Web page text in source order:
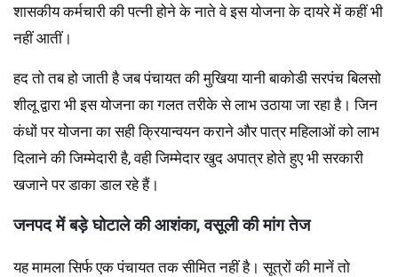
शासकीय कर्मचारी की पत्नी होने के नाते वे इस योजना के दायरे में कहीं भी
नहीं आतीं।
हद तो तब हो जाती है जब पंचायत की मुखिया यानी बाकोडी सरपंच बिलसो
शीलू द्वारा भी इस योजना का गलत तरीके से लाभ उठाया जा रहा है। जिन
कंधों पर योजना का सही क्रियान्वयन कराने और पात्र महिलाओं को लाभ
दिलाने की जिम्मेदारी है, वही जिम्मेदार खुद अपात्र होते हुए भी सरकारी
खजाने पर डाका डाल रहे हैं।
जनपद में बड़े घोटाले की आशंका, वसूली की मांग तेज
यह मामला सिर्फ एक पंचायत तक सीमित नहीं है। सूत्रों की मानें तो